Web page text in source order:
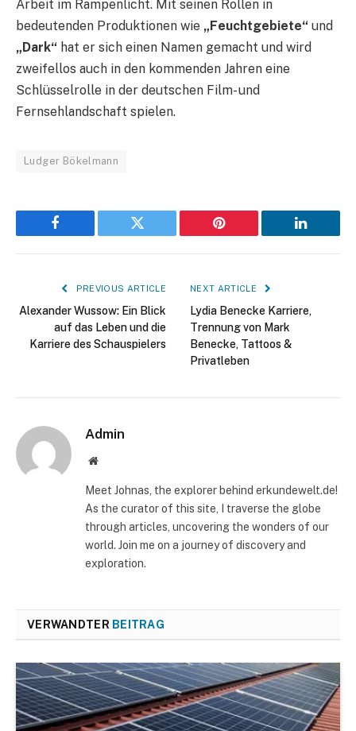
Arbeit im Rampenlicht. Mit seinen Rollen in
bedeutenden Produktionen wie „Feuchtgebiete“ und
„Dark“ hat er sich einen Namen gemacht und wird
zweifellos auch in den kommenden Jahren eine
Schlüsselrolle in der deutschen Film- und
Fernsehlandschaft spielen.
Ludger Bökelmann
Facebook Twitter Pinterest LinkedIn
PREVIOUS ARTICLE
Alexander Wussow: Ein Blick
auf das Leben und die
Karriere des Schauspielers
NEXT ARTICLE
Lydia Benecke Karriere,
Trennung von Mark
Benecke, Tattoos &
Privatleben
Admin
Website
Meet Johnas, the explorer behind erkundewelt.de!
As the curator of this site, I traverse the globe
through articles, uncovering the wonders of our
world. Join me on a journey of discovery and
exploration.
VERWANDTER BEITRAG